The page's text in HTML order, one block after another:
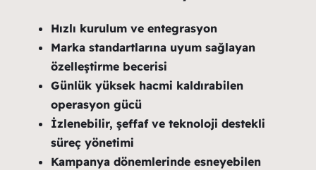
Hızlı kurulum ve entegrasyon
Marka standartlarına uyum sağlayan
özelleştirme becerisi
Günlük yüksek hacmi kaldırabilen
operasyon gücü
İzlenebilir, şeffaf ve teknoloji destekli
süreç yönetimi
Kampanya dönemlerinde esneyebilen